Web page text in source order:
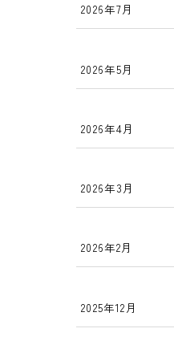
2026年7月
2026年5月
2026年4月
2026年3月
2026年2月
2025年12月